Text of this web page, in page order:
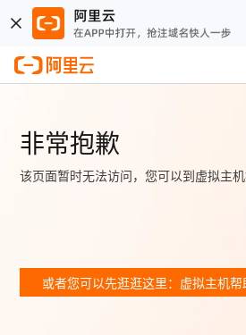
非常抱歉
该页面暂时无法访问，您可以到虚拟主
或者您可以先逛逛这里：虚拟主机帮